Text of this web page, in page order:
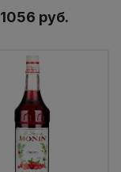
1056 руб.